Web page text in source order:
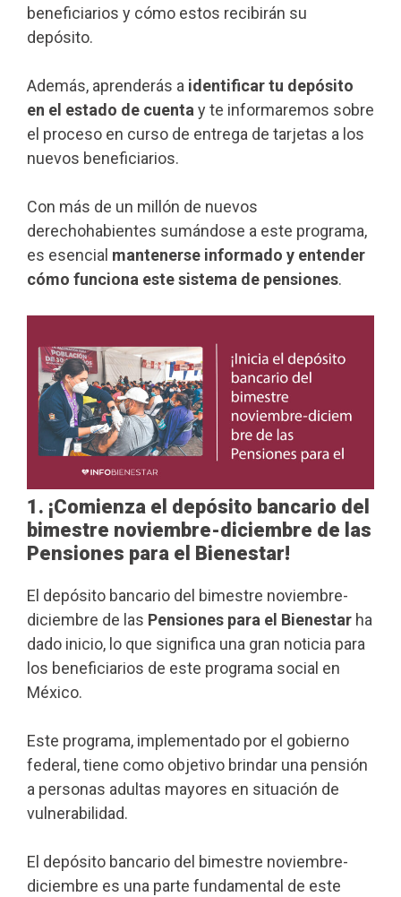
beneficiarios y cómo estos recibirán su
depósito.
Además, aprenderás a identificar tu depósito
en el estado de cuenta y te informaremos sobre
el proceso en curso de entrega de tarjetas a los
nuevos beneficiarios.
Con más de un millón de nuevos
derechohabientes sumándose a este programa,
es esencial mantenerse informado y entender
cómo funciona este sistema de pensiones.
1. ¡Comienza el depósito bancario del
bimestre noviembre-diciembre de las
Pensiones para el Bienestar!
El depósito bancario del bimestre noviembre-
diciembre de las Pensiones para el Bienestar ha
dado inicio, lo que significa una gran noticia para
los beneficiarios de este programa social en
México.
Este programa, implementado por el gobierno
federal, tiene como objetivo brindar una pensión
a personas adultas mayores en situación de
vulnerabilidad.
El depósito bancario del bimestre noviembre-
diciembre es una parte fundamental de este